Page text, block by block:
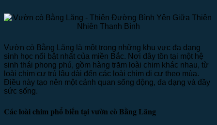
Vườn cò Bằng Lăng là một trong những khu vực đa dạng
sinh học nổi bật nhất của miền Bắc. Nơi đây tồn tại một hệ
sinh thái phong phú, gồm hàng trăm loài chim khác nhau, từ
loài chim cư trú lâu dài đến các loài chim di cư theo mùa.
Điều này tạo nên một cảnh quan sống động, đa dạng và đầy
sức sống.
Các loài chim phổ biến tại vườn cò Bằng Lăng